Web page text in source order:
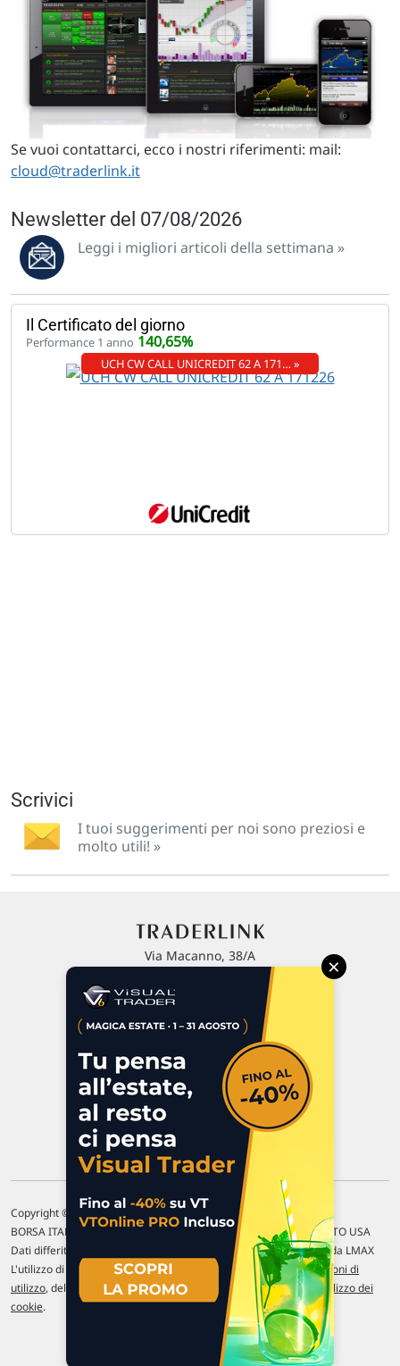
Se vuoi contattarci, ecco i nostri riferimenti: mail:
cloud@traderlink.it
Newsletter del 07/08/2026
Leggi i migliori articoli della settimana »
Il Certificato del giorno
Performance 1 anno 140,65%
UCH CW CALL UNICREDIT 62 A 171… »
Scrivici
I tuoi suggerimenti per noi sono preziosi e
molto utili! »
Via Macanno, 38/A
P.IVA 02 452 460 401
Commenti e segnalazioni
Contattaci
Copyright © 1996-2026 Traderlink Italia s.r.l.
BORSA ITALIANA Quotazioni di borsa differite di 15 min. / MERCATO USA
Dati differiti di 15 min. (fonte Intrinio) / FOREX Quotazioni fornite da LMAX
L'utilizzo di questo sito implica l'accettazione delle nostre Condizioni di
utilizzo, del Disclaimer MAR, dellePolitiche sulla privacye dell' Utilizzo dei
cookie.
×